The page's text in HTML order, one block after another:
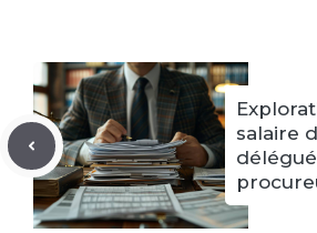
salaire